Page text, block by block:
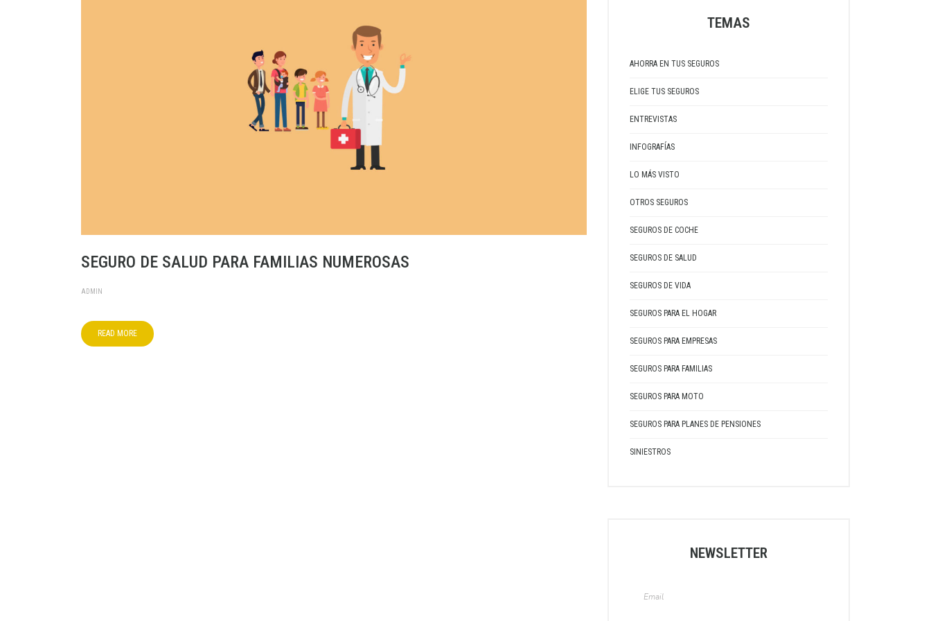
SEGURO DE SALUD PARA FAMILIAS NUMEROSAS
ADMIN
READ MORE
TEMAS
AHORRA EN TUS SEGUROS
ELIGE TUS SEGUROS
ENTREVISTAS
INFOGRAFÍAS
LO MÁS VISTO
OTROS SEGUROS
SEGUROS DE COCHE
SEGUROS DE SALUD
SEGUROS DE VIDA
SEGUROS PARA EL HOGAR
SEGUROS PARA EMPRESAS
SEGUROS PARA FAMILIAS
SEGUROS PARA MOTO
SEGUROS PARA PLANES DE PENSIONES
SINIESTROS
NEWSLETTER